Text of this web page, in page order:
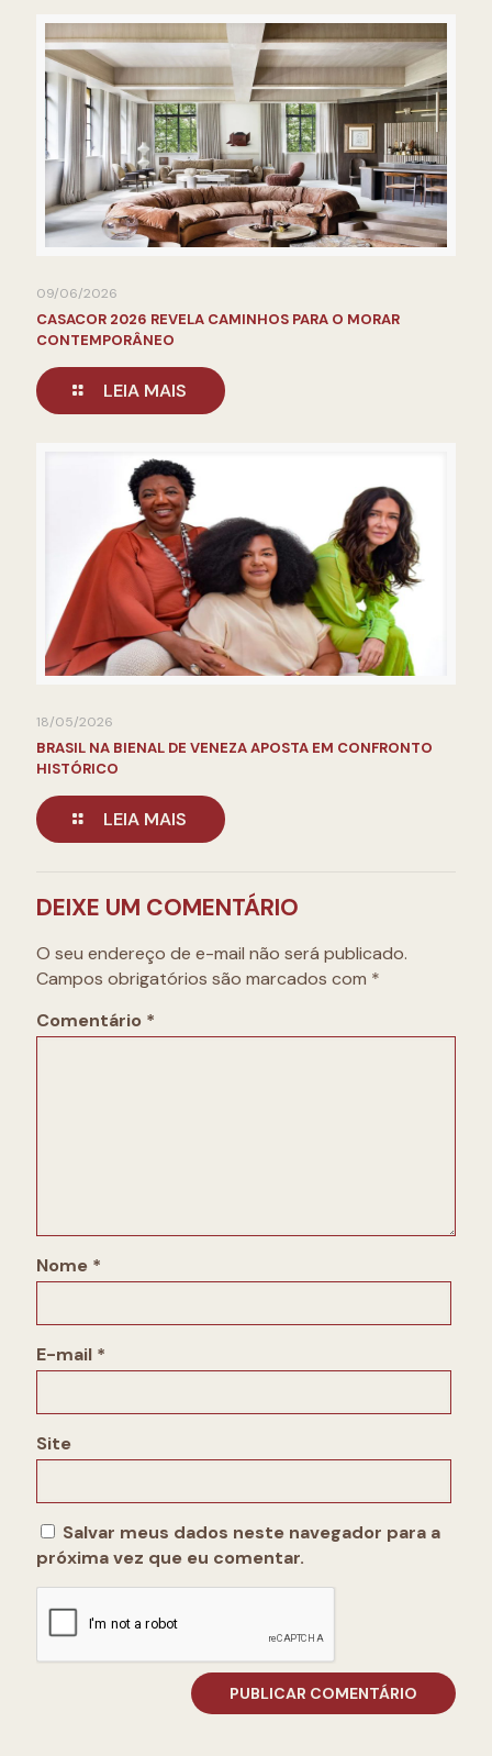
09/06/2026
CASACOR 2026 REVELA CAMINHOS PARA O MORAR
CONTEMPORÂNEO
LEIA MAIS
18/05/2026
BRASIL NA BIENAL DE VENEZA APOSTA EM CONFRONTO
HISTÓRICO
LEIA MAIS
DEIXE UM COMENTÁRIO
O seu endereço de e-mail não será publicado.
Campos obrigatórios são marcados com *
Comentário *
Nome *
E-mail *
Site
Salvar meus dados neste navegador para a
próxima vez que eu comentar.